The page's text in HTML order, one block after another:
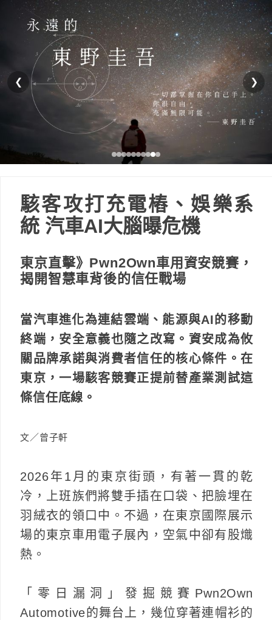
❮ ❯
駭客攻打充電樁、娛樂系
統 汽車AI大腦曝危機
東京直擊》Pwn2Own車用資安競賽，
揭開智慧車背後的信任戰場
當汽車進化為連結雲端、能源與AI的移動
終端，安全意義也隨之改寫。資安成為攸
關品牌承諾與消費者信任的核心條件。在
東京，一場駭客競賽正提前替產業測試這
條信任底線。
文／曾子軒
2026年1月的東京街頭，有著一貫的乾
冷，上班族們將雙手插在口袋、把臉埋在
羽絨衣的領口中。不過，在東京國際展示
場的東京車用電子展內，空氣中卻有股熾
熱。
「零日漏洞」發掘競賽Pwn2Own
Automotive的舞台上，幾位穿著連帽衫的